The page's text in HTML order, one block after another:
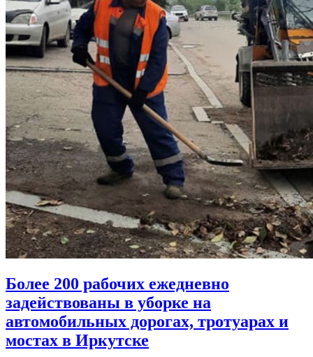
Более 200 рабочих ежедневно
задействованы в уборке на
автомобильных дорогах, тротуарах и
мостах в Иркутске